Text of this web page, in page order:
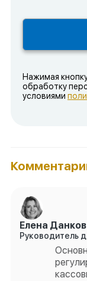
Нажимая
обработку
условиями
Елена
Руководитель